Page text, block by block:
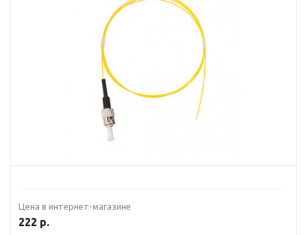
Цена в интернет-магазине
222 р.